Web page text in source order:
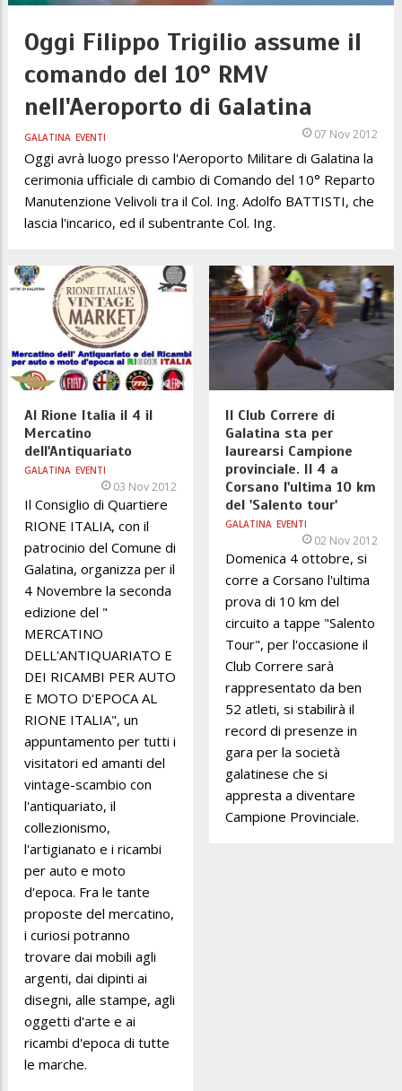
Oggi Filippo Trigilio assume il
comando del 10° RMV
nell'Aeroporto di Galatina
GALATINA EVENTI 07 Nov 2012
Oggi avrà luogo presso l'Aeroporto Militare di Galatina la
cerimonia ufficiale di cambio di Comando del 10° Reparto
Manutenzione Velivoli tra il Col. Ing. Adolfo BATTISTI, che
lascia l'incarico, ed il subentrante Col. Ing.
Al Rione Italia il 4 il
Mercatino
dell'Antiquariato
GALATINA EVENTI
03 Nov 2012
Il Consiglio di Quartiere
RIONE ITALIA, con il
patrocinio del Comune di
Galatina, organizza per il
4 Novembre la seconda
edizione del "
MERCATINO
DELL'ANTIQUARIATO E
DEI RICAMBI PER AUTO
E MOTO D'EPOCA AL
RIONE ITALIA", un
appuntamento per tutti i
visitatori ed amanti del
vintage-scambio con
l'antiquariato, il
collezionismo,
l'artigianato e i ricambi
per auto e moto
d'epoca. Fra le tante
proposte del mercatino,
i curiosi potranno
trovare dai mobili agli
argenti, dai dipinti ai
disegni, alle stampe, agli
oggetti d'arte e ai
ricambi d'epoca di tutte
le marche.
Il Club Correre di
Galatina sta per
laurearsi Campione
provinciale. Il 4 a
Corsano l'ultima 10 km
del 'Salento tour'
GALATINA EVENTI
02 Nov 2012
Domenica 4 ottobre, si
corre a Corsano l'ultima
prova di 10 km del
circuito a tappe "Salento
Tour", per l'occasione il
Club Correre sarà
rappresentato da ben
52 atleti, si stabilirà il
record di presenze in
gara per la società
galatinese che si
appresta a diventare
Campione Provinciale.